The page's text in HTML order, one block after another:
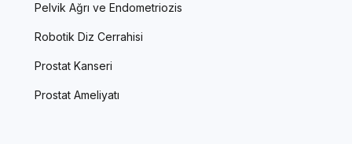
Pelvik Ağrı ve Endometriozis
Robotik Diz Cerrahisi
Prostat Kanseri
Prostat Ameliyatı